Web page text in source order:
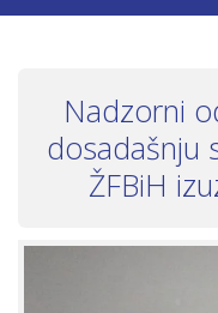
Nadzorni
dosadašnju
ŽFBiH